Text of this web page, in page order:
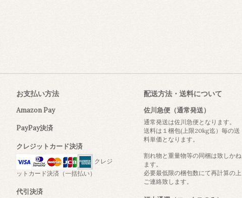
お支払い方法
Amazon Pay
PayPay決済
クレジットカード決済
クレジ
ットカード決済（一括払い）
代引決済
配送方法・送料について
佐川急便（通常発送）
通常発送は佐川急便となります。
送料は１梱包(上限20kg迄）毎の送
料単価となります。
割れ物と重量物等の同梱は致しかね
ます。
必要最低限の梱包数にて再計算の上
ご連絡致します。